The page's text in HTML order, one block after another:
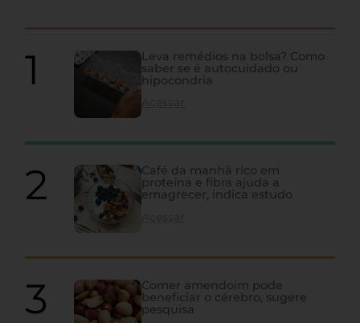
Leva remédios na bolsa? Como
saber se é autocuidado ou
hipocondria
Café da manhã rico em
proteína e fibra ajuda a
emagrecer, indica estudo
Comer amendoim pode
beneficiar o cérebro, sugere
pesquisa